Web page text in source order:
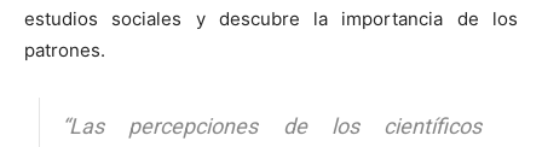
estudios sociales y descubre la importancia de los
patrones.
“Las percepciones de los científicos